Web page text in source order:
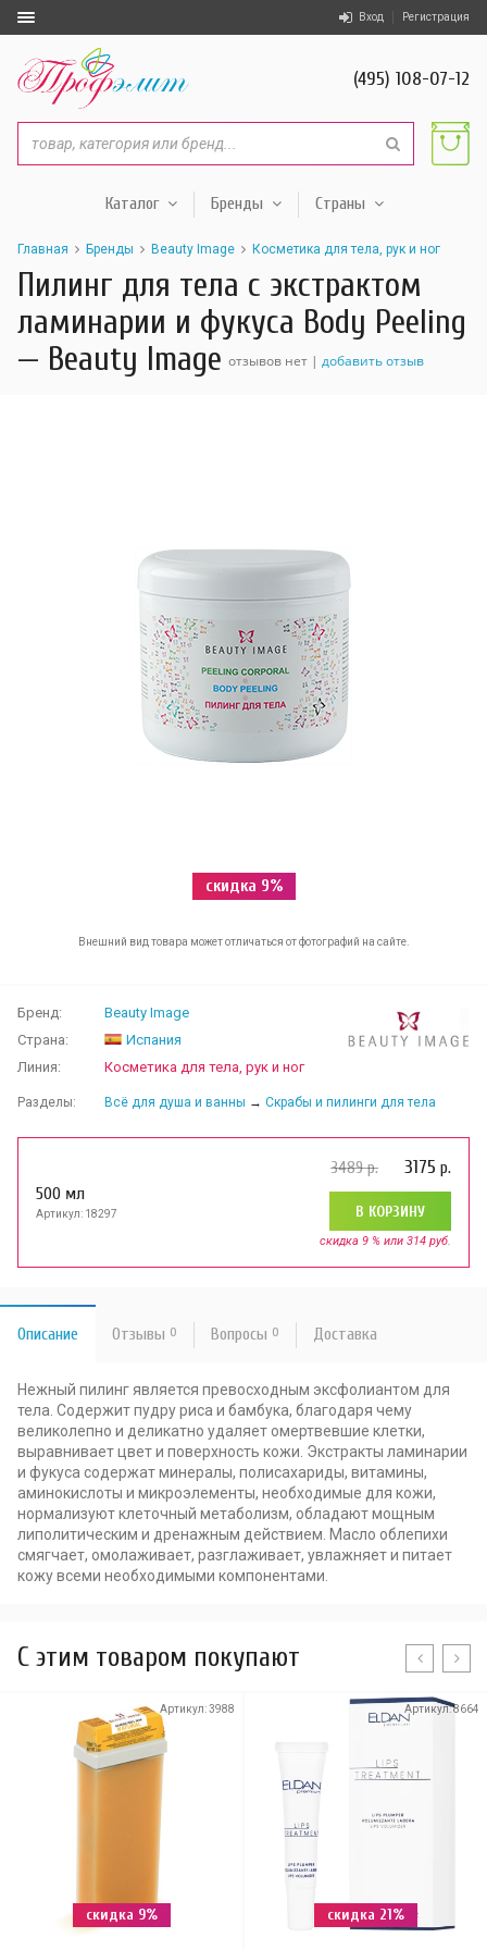
Вход Регистрация
(495) 108-07-12
Каталог Бренды Страны
Главная Бренды Beauty Image Косметика для тела, рук и ног
Пилинг для тела с экстрактом
ламинарии и фукуса Body Peeling
— Beauty Image отзывов нет | добавить отзыв
скидка 9%
Внешний вид товара может отличаться от фотографий на сайте.
Бренд:
Beauty Image
Страна:
Испания
Линия:
Косметика для тела, рук и ног
Разделы: Всё для душа и ванны → Скрабы и пилинги для тела
500 мл
Артикул: 18297
3489р. 3175 р.
В КОРЗИНУ
скидка 9 % или 314 руб.
Описание Отзывы 0 Вопросы 0 Доставка
Нежный пилинг является превосходным эксфолиантом для
тела. Содержит пудру риса и бамбука, благодаря чему
великолепно и деликатно удаляет омертвевшие клетки,
выравнивает цвет и поверхность кожи. Экстракты ламинарии
и фукуса содержат минералы, полисахариды, витамины,
аминокислоты и микроэлементы, необходимые для кожи,
нормализуют клеточный метаболизм, обладают мощным
липолитическим и дренажным действием. Масло облепихи
смягчает, омолаживает, разглаживает, увлажняет и питает
кожу всеми необходимыми компонентами.
C этим товаром покупают
Артикул:3988
скидка 9%
Артикул:8664
скидка 21%